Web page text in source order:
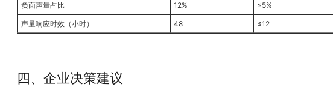
负面声量占比 12% ≤5%
声量响应时效（小时） 48 ≤12
四、企业决策建议